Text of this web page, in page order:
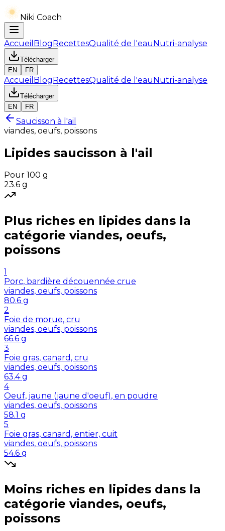
Niki Coach
Accueil BlogRecettesQualité de l'eauNutri-analyse
Télécharger
EN
FR
Accueil BlogRecettesQualité de l'eauNutri-analyse
Télécharger
EN
FR
Saucisson à l'ail
viandes, oeufs, poissons
Lipides saucisson à l'ail
Pour 100 g
23.6 g
Plus riches en lipides dans la
catégorie viandes, oeufs,
poissons
1
Porc, bardière découennée crue
viandes, oeufs, poissons
80.6 g
2
Foie de morue, cru
viandes, oeufs, poissons
66.6 g
3
Foie gras, canard, cru
viandes, oeufs, poissons
63.4 g
4
Oeuf, jaune (jaune d'oeuf), en poudre
viandes, oeufs, poissons
58.1 g
5
Foie gras, canard, entier, cuit
viandes, oeufs, poissons
54.6 g
Moins riches en lipides dans la
catégorie viandes, oeufs,
poissons